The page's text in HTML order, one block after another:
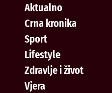
Aktualno
Crna kronika
Sport
Lifestyle
Zdravlje i život
Vjera